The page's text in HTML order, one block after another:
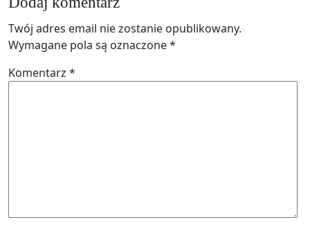
Twój adres email nie zostanie opublikowany.
Wymagane pola są oznaczone*
Komentarz *